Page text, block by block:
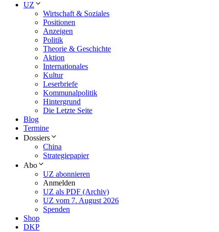
UZ
Wirtschaft & Soziales
Positionen
Anzeigen
Politik
Theorie & Geschichte
Aktion
Internationales
Kultur
Leserbriefe
Kommunalpolitik
Hintergrund
Die Letzte Seite
Blog
Termine
Dossiers
China
Strategiepapier
Abo
UZ abonnieren
Anmelden
UZ als PDF (Archiv)
UZ vom 7. August 2026
Spenden
Shop
DKP